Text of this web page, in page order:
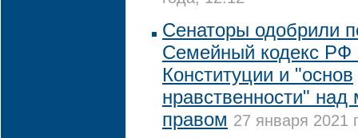
Сенаторы одобрили
Семейный кодекс РФ
Конституции и "основ
нравственности"
правом 27 января 2021